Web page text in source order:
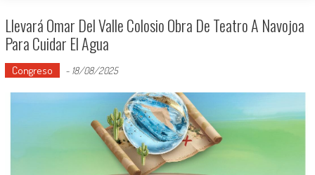
Llevará Omar Del Valle Colosio Obra De Teatro A Navojoa
Para Cuidar El Agua
Congreso - 18/08/2025